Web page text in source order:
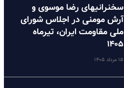
سخنرانیهای رضا موسوی و
آرش مومنی در اجلاس شورای
ملی مقاومت ایران، تیرماه
۱۴۰۵
۱۵ مرداد ۱۴۰۵